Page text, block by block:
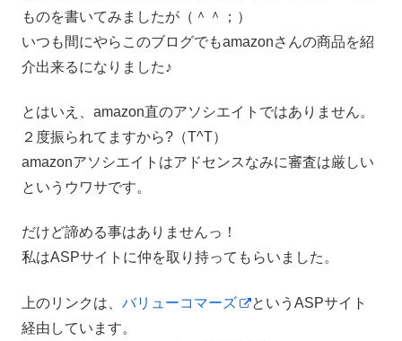
ものを書いてみましたが（＾＾；）
いつも間にやらこのブログでもamazonさんの商品を紹
介出来るになりました♪
とはいえ、amazon直のアソシエイトではありません。
２度振られてますから?（T^T）
amazonアソシエイトはアドセンスなみに審査は厳しい
というウワサです。
だけど諦める事はありませんっ！
私はASPサイトに仲を取り持ってもらいました。
上のリンクは、 バリューコマーズ
というASPサイト
経由しています。